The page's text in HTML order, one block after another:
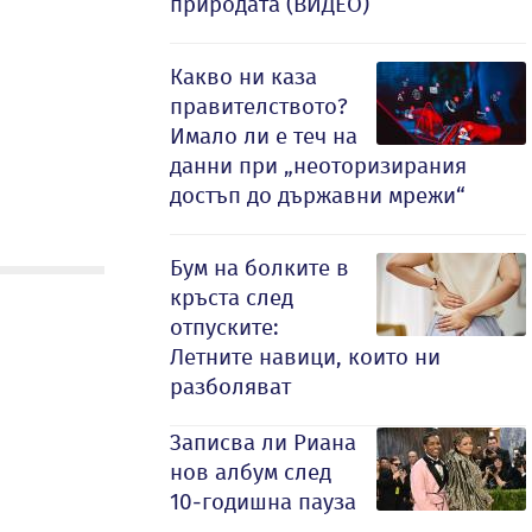
Какво ни каза
правителството?
Имало ли е теч на
данни при „неоторизирания
достъп до държавни мрежи“
Бум на болките в
кръста след
отпуските:
Летните навици, които ни
разболяват
Записва ли Риана
нов албум след
10-годишна пауза